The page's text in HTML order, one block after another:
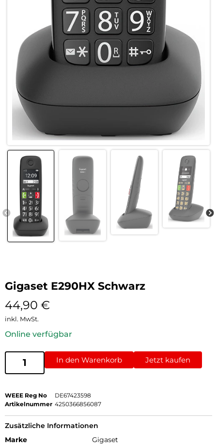
Gigaset E290HX Schwarz
44,90 €
inkl. MwSt.
Online verfügbar
In den Warenkorb Jetzt kaufen
WEEE Reg No
DE67423598
Artikelnummer 4250366856087
Zusätzliche Informationen
Marke
Gigaset